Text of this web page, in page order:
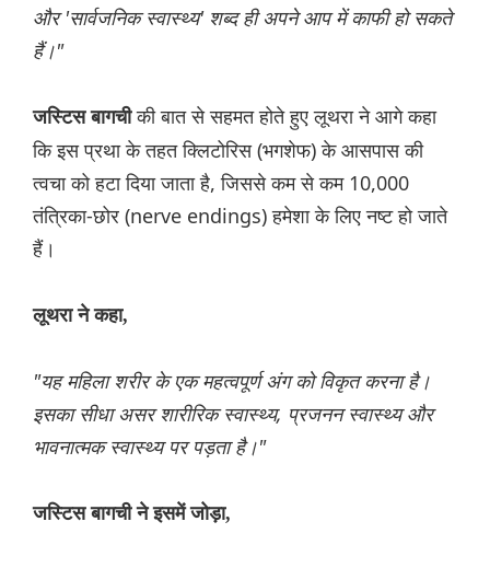
और 'सार्वजनिक स्वास्थ्य' शब्द ही अपने आप में काफी हो सकते
हैं।"
जस्टिस बागचीकी बात से सहमत होते हुए लूथरा ने आगे कहा
कि इस प्रथा के तहत क्लिटोरिस (भगशेफ) के आसपास की
त्वचा को हटा दिया जाता है, जिससे कम से कम 10,000
तंत्रिका-छोर (nerve endings) हमेशा के लिए नष्ट हो जाते
हैं।
लूथरा ने कहा,
"यह महिला शरीर के एक महत्वपूर्ण अंग को विकृत करना है।
इसका सीधा असर शारीरिक स्वास्थ्य, प्रजनन स्वास्थ्य और
भावनात्मक स्वास्थ्य पर पड़ता है।"
जस्टिस बागची ने इसमें जोड़ा,